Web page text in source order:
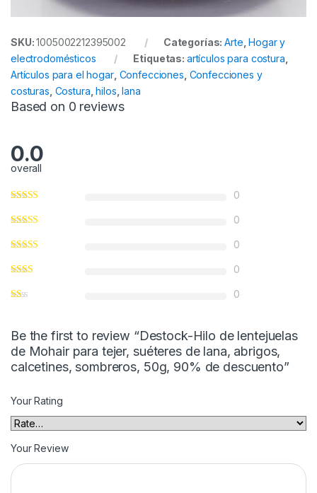
SKU:1005002212395002 Categorías:Arte ,Hogar y
electrodomésticos
Etiquetas: artículos para costura
Artículos para el hogar, Confecciones Confecciones y
costuras Costura ,hilos ,lana
Based on 0 reviews
0.0
overall
0
0
0
0
0
Be the first to review “Destock-Hilo de lentejuelas
de Mohair para tejer, suéteres de lana, abrigos,
calcetines, sombreros, 50g, 90% de descuento”
Your Rating
Your Review